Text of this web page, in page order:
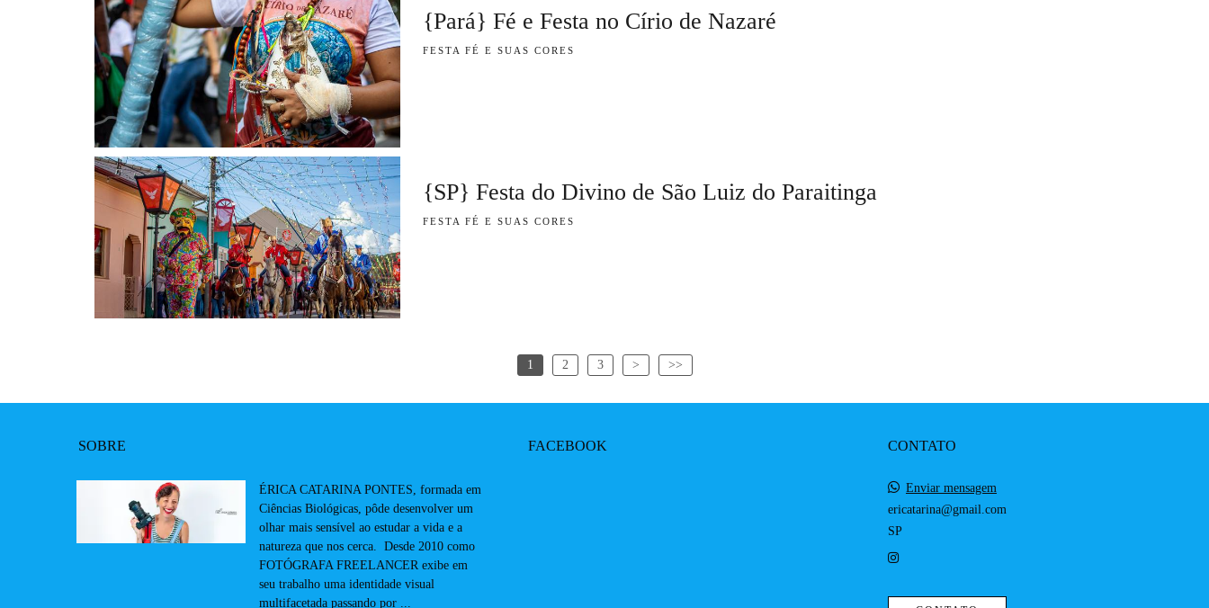
{Pará} Fé e Festa no Círio de Nazaré
FESTA FÉ E SUAS CORES
{SP} Festa do Divino de São Luiz do Paraitinga
FESTA FÉ E SUAS CORES
1 2 3 > >>
SOBRE
ÉRICA CATARINA PONTES, formada em
Ciências Biológicas, pôde desenvolver um
olhar mais sensível ao estudar a vida e a
natureza que nos cerca. Desde 2010 como
FOTÓGRAFA FREELANCER exibe em
seu trabalho uma identidade visual
multifacetada passando por ...
FACEBOOK CONTATO
Enviar mensagem
ericatarina@gmail.com
SP